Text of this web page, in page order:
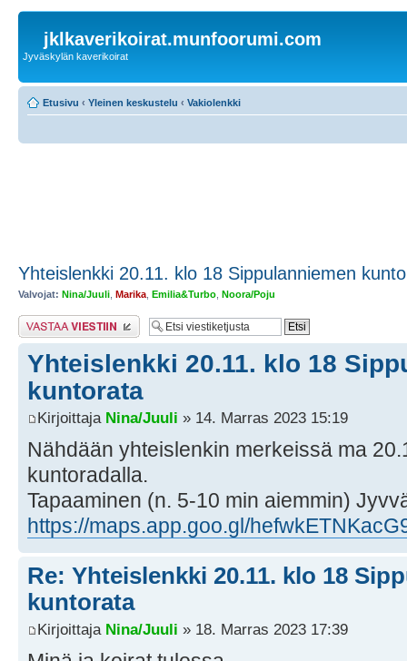
jklkaverikoirat.munfoorumi.com
Jyväskylän kaverikoirat
Etusivu ‹ Yleinen keskustelu ‹ Vakiolenkki
Yhteislenkki 20.11. klo 18 Sippulanniemen
Valvojat: Nina/Juuli Marika Emilia&Turbo Noora/Poju
Lähetä vastaus
Yhteislenkki 20.11. klo 18
kuntorata
Kirjoittaja Nina/Juuli » 14. Marras 2023 15:19
Nähdään yhteislenkin merkeissä ma
kuntoradalla.
Tapaaminen (n. 5-10 min aiemmin)
https://maps.app.goo.gl/
Re: Yhteislenkki 20.11. klo 18
kuntorata
Kirjoittaja Nina/Juuli » 18. Marras 2023 17:39